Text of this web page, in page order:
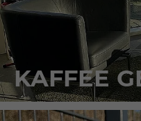
KAFFEE